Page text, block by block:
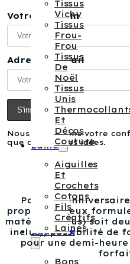
Tissus
Vichy
Tissus
Frou-
Frou
Tissus
De
Noël
Tissus
Unis
Et
Décos
Couture
Laine
Aiguilles
Et
Crochets
Cotons
Fils
Créatifs
Laines
Cadeaux
Bons
Votre prénom
Adresse e-mail
Nous respectons votre
que des bonnes idées.
Pour les
proposons deux
matériel inclus) soit
inclus), possibilité de
pour une demi-